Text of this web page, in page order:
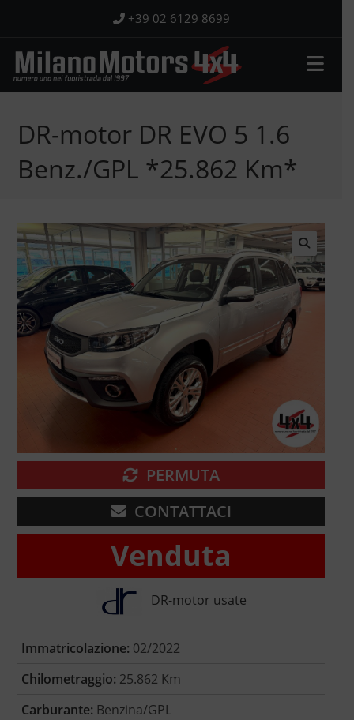
contenuto
+39 02 6129 8699
DR-motor DR EVO 5 1.6
Benz./GPL *25.862 Km*
🔍
PERMUTA
CONTATTACI
Venduta
DR-motor usate
Immatricolazione: 02/2022
Chilometraggio: 25.862 Km
Carburante: Benzina/GPL